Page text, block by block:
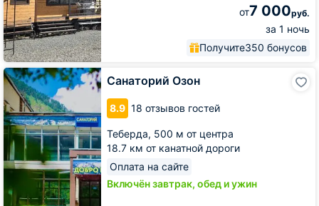
от7 000руб.
за 1 ночь
Получите350 бонусов
Санаторий Озон
8.9 18 отзывов гостей
Теберда, 500 м от центра
18.7 км от канатной дороги
Оплата на сайте
Включён завтрак, обед и ужин
Санаторий
Озон